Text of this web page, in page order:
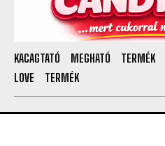
KACAGTATÓ MEGHATÓ TERMÉK
LOVE
TERMÉK